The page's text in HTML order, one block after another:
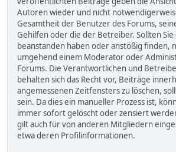
Autoren wieder und nicht
Gesamtheit der Benutzer des Forums,
Gehilfen oder die der Betreiber. Sollten
beanstanden haben oder anstößig finden,
umgehend einem Moderator oder
Forums. Die Verantwortlichen und
behalten sich das Recht vor, Beiträge
angemessenen Zeitfensters zu löschen,
sein. Da dies ein manueller Prozess ist,
immer sofort gelöscht oder zensiert
gilt auch für von anderen Mitgliedern
etwa deren Profilinformationen.